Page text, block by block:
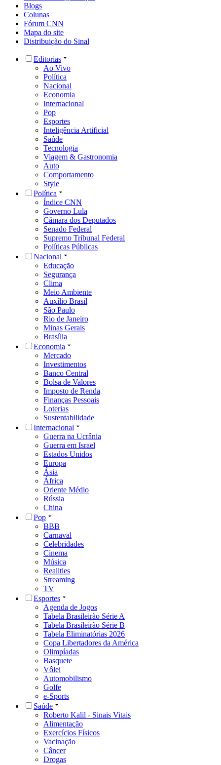
Blogs
Colunas
Fórum CNN
Mapa do site
Distribuição do Sinal
Editorias
Ao Vivo
Política
Nacional
Economia
Internacional
Pop
Esportes
Inteligência Artificial
Saúde
Tecnologia
Viagem & Gastronomia
Auto
Comportamento
Style
Política
Índice CNN
Governo Lula
Câmara dos Deputados
Senado Federal
Supremo Tribunal Federal
Políticas Públicas
Nacional
Educação
Segurança
Clima
Meio Ambiente
Auxílio Brasil
São Paulo
Rio de Janeiro
Minas Gerais
Brasília
Economia
Mercado
Investimentos
Banco Central
Bolsa de Valores
Imposto de Renda
Finanças Pessoais
Loterias
Sustentabilidade
Internacional
Guerra na Ucrânia
Guerra em Israel
Estados Unidos
Europa
Ásia
África
Oriente Médio
Rússia
China
Pop
BBB
Carnaval
Celebridades
Cinema
Música
Realities
Streaming
TV
Esportes
Agenda de Jogos
Tabela Brasileirão Série A
Tabela Brasileirão Série B
Tabela Eliminatórias 2026
Copa Libertadores da América
Olimpíadas
Basquete
Vôlei
Automobilismo
Golfe
e-Sports
Saúde
Roberto Kalil - Sinais Vitais
Alimentação
Exercícios Físicos
Vacinação
Câncer
Drogas